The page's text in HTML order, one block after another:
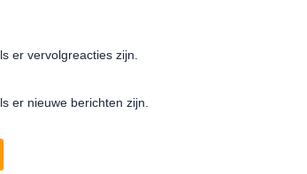
er vervolgreacties zijn.
er nieuwe berichten zijn.